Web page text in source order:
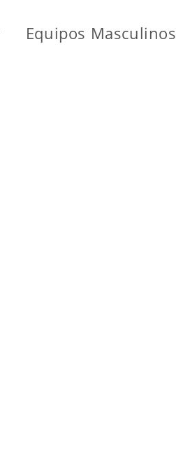
Equipos Masculinos